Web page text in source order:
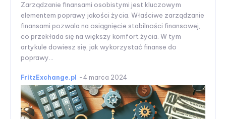
Zarządzanie finansami osobistymi jest kluczowym
elementem poprawy jakości życia. Właściwe zarządzanie
finansami pozwala na osiągnięcie stabilności finansowej,
co przekłada się na większy komfort życia. W tym
artykule dowiesz się, jak wykorzystać finanse do
poprawy...
FritzExchange.pl - 4 marca 2024